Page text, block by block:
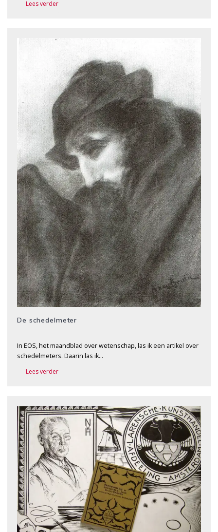
Lees verder
De schedelmeter
In EOS, het maandblad over wetenschap, las ik een artikel over
schedelmeters. Daarin las ik…
Lees verder